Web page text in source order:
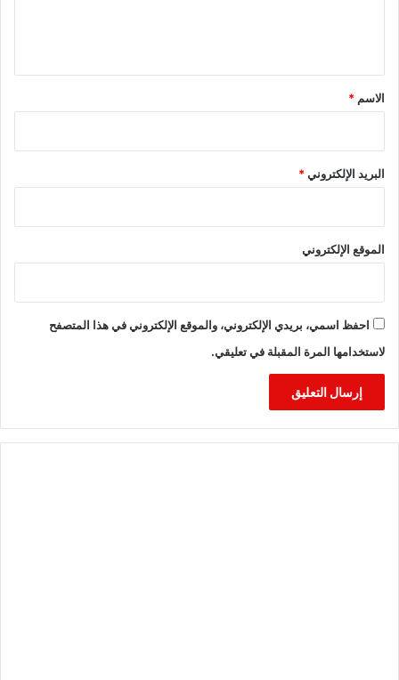
*
الاسم *
البريد الإلكتروني*
الموقع الإلكتروني
احفظ اسمي، بريدي الإلكتروني، والموقع الإلكتروني في هذا المتصفح
لاستخدامها المرة المقبلة في تعليقي.